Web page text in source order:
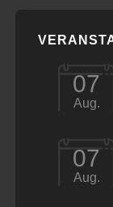
07
Aug.
07
Aug.